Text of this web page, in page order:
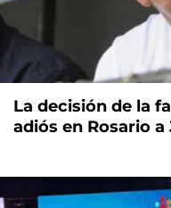
La decisión de la
adiós en Rosario